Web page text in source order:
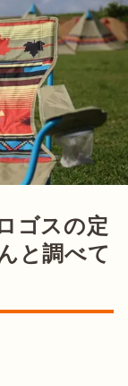
ゴスの定
と調べて